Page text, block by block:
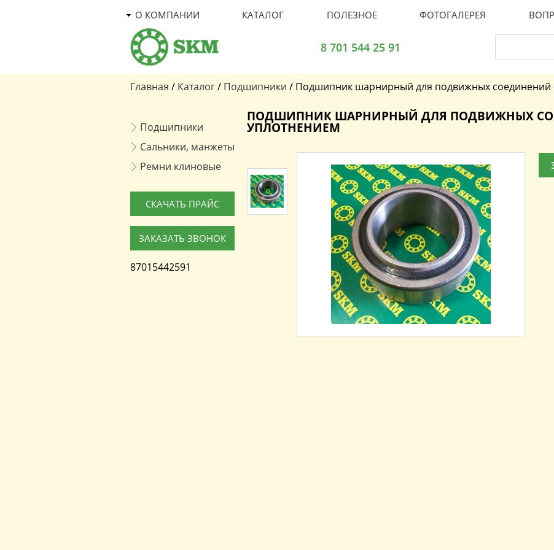
О КОМПАНИИ КАТАЛОГ ПОЛЕЗНОЕ ФОТОГАЛЕРЕЯ
8 701 544 25 91
Главная / Каталог/ Подшипники / Подшипник шарнирный для подвижных соединений
Подшипники
Сальники, манжеты
Ремни клиновые
СКАЧАТЬ ПРАЙС
ЗАКАЗАТЬ ЗВОНОК
87015442591
ПОДШИПНИК ШАРНИРНЫЙ ДЛЯ ПОДВИЖНЫХ
УПЛОТНЕНИЕМ